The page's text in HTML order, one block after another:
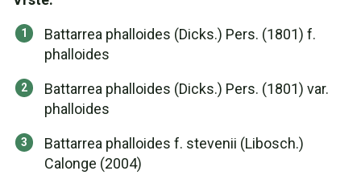
Battarrea phalloides (Dicks.) Pers. (1801) f.
phalloides
Battarrea phalloides (Dicks.) Pers. (1801) var.
phalloides
Battarrea phalloides f. stevenii (Libosch.)
Calonge (2004)